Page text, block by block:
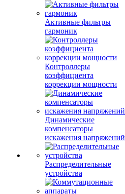
Активные фильтры
гармоник
Контроллеры
коэффициента
коррекции мощности
Динамические
компенсаторы
искажения напряжений
Распределительные
устройства